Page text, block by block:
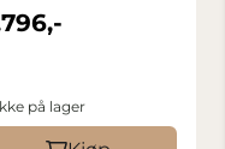
på lager